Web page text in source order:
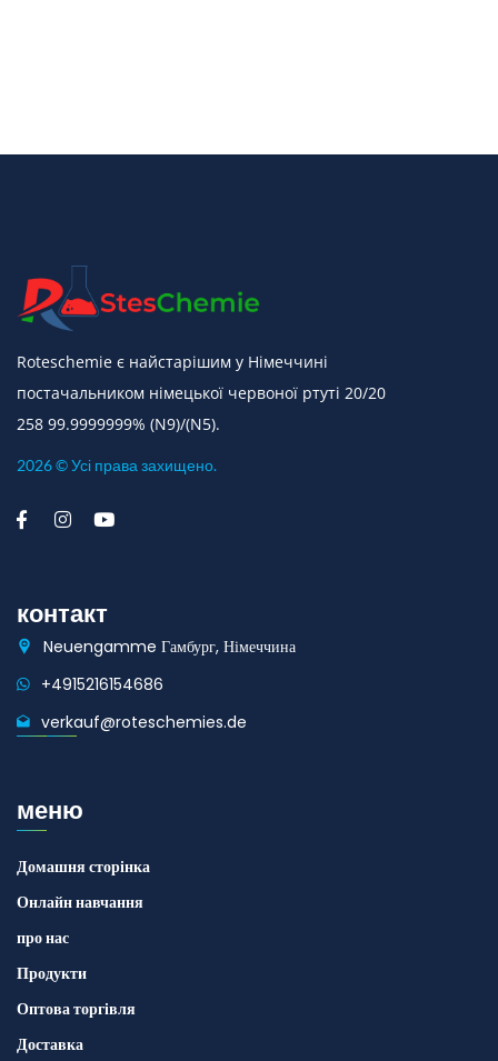
Roteschemie є найстарішим у Німеччині
постачальником німецької червоної ртуті 20/20
258 99.9999999% (N9)/(N5).
2026 © Усі права захищено.
контакт
Neuengamme Гамбург, Німеччина
+4915216154686
verkauf@roteschemies.de
меню
Домашня сторінка
Онлайн навчання
про нас
Продукти
Оптова торгівля
Доставка